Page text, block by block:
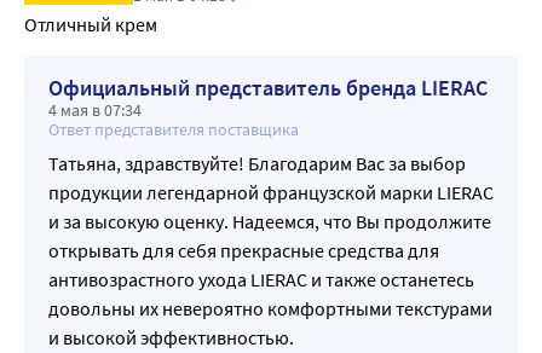
воздействует на естественные ритмы кожи и защищает
защищается, а ее ритмы восстанавливаются.
-Гиалуроновая кислота мгновенно увлажняет кожу. 100%
натуральная высокомолекулярная гиалуроновая
кислота поддерживает водный баланс в коже за счет
интенсивной гигроскопичности. Кожа становится
интенсивно увлажненной, упругой и более комфортной.
-Экстракт какао повышает эластичность, нейтрализует
негативное действие свободных радикалов. Питает и
смягчает кожу. Погружает сухую кожу в состояние
Специальные особенности: Гипоаллергенно.
Отличный крем
Официальный представитель бренда LIERAC
4 мая в 07:34
Ответ представителя поставщика
Татьяна, здравствуйте! Благодарим Вас за выбор
продукции легендарной французской марки LIERAC
и за высокую оценку. Надеемся, что Вы продолжите
открывать для себя прекрасные средства для
антивозрастного ухода LIERAC и также останетесь
довольны их невероятно комфортными текстурами
и высокой эффективностью.